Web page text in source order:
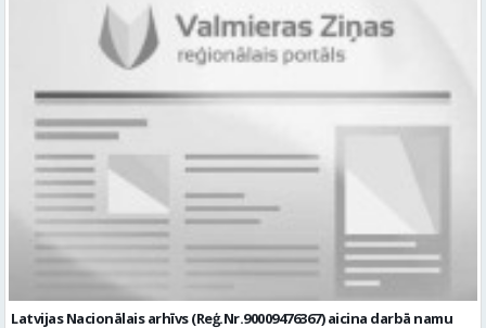
(turpmāk – IKT) saistīto problēmu pieteikumu pārvaldību un
operatīvu risināšanu; nodrošināt datortehnikas lietotāju atbalstu
un ar to saistīto problēmsituāciju risināšanu; uzstādīt, konfigurēt,
diagnosticēt un modernizēt Pašvaldības iestāžu datortehniku,
datortīklus un programmatūru, novērst kļūmes to darbībā;
kontrolēt ārējo pakalpojumu sniedzēju darbu izpildi Pašvaldības
iestādēs infrastruktūras uzturēšanā; sagatavot priekšlikumus par
IKT nomaiņu un efektīvāku izmantošanu; un ja Tev ir: vismaz vidējā
profesionālā izglītība informācijas tehnoloģiju jomā; darba
pieredze (ar informācijas tehnoloģijām saistītā jomā); izpratne par
datortehnikas un biroja tehnikas uzbūvi un problēmu risināšanas
secību; izpratne par datortīkla uzbūvi, tīkla iekārtu darbības
principiem; valsts valodas prasmes atbilstoši Valsts valodas likuma
prasībām; kompetences: ļoti labas organizatoriskās un saskarsmes
spējas, argumentācijas prasme; prasme patstāvīgi pieņemt
lēmumus; analītiskās spējas; augsta atbildības sajūta; precizitāte;
spēja strādāt individuāli un komandā; pašiniciatīva un spēja meklēt
Latvijas Nacionālais arhīvs (Reģ.Nr.90009476367) aicina darbā namu